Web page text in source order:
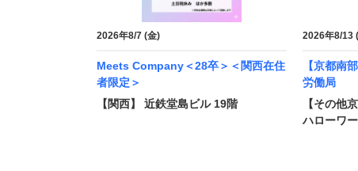
2026年8/7 (金)
Meets Company＜28卒＞＜関西在住
者限定＞
【関西】 近鉄堂島ビル 19階
2026年8/13
【京都南
労働局
【その他
ハローワ